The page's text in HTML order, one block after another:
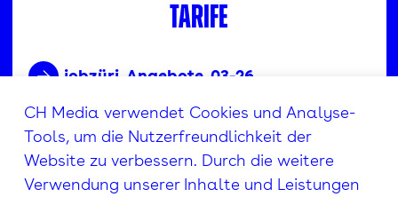
Tarife
jobzüri_Angebote_03-26
CH Media verwendet Cookies und Analyse-
Tools, um die Nutzerfreundlichkeit der
Website zu verbessern. Durch die weitere
Verwendung unserer Inhalte und Leistungen